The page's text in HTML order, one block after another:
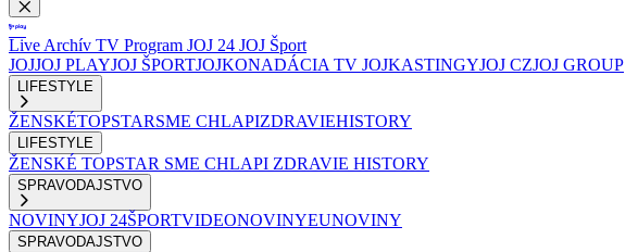
Live Archív TV Program JOJ 24 JOJ Šport
JOJJOJ PLAYJOJ ŠPORTJOJKONADÁCIA TV JOJKASTINGYJOJ CZJOJ GROUP
LIFESTYLE
ŽENSKÉTOPSTARSME CHLAPIZDRAVIEHISTORY
LIFESTYLE
ŽENSKÉ TOPSTAR SME CHLAPI ZDRAVIE HISTORY
SPRAVODAJSTVO
NOVINYJOJ 24ŠPORTVIDEONOVINYEUNOVINY
SPRAVODAJSTVO